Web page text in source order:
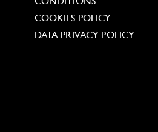
COOKIES POLICY
DATA PRIVACY POLICY